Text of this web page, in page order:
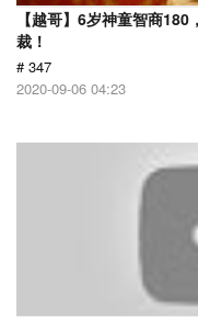
【越哥】6岁神童智商
裁！
# 347
2020-09-06 04:23